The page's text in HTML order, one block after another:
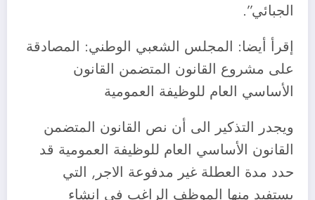
الجبائي”.
إقرأ أيضا: المجلس الشعبي الوطني: المصادقة
على مشروع القانون المتضمن القانون
الأساسي العام للوظيفة العمومية
ويجدر التذكير الى أن نص القانون المتضمن
القانون الأساسي العام للوظيفة العمومية قد
حدد مدة العطلة غير مدفوعة الاجر, التي
يستفيد منها الموظف الراغب في انشاء